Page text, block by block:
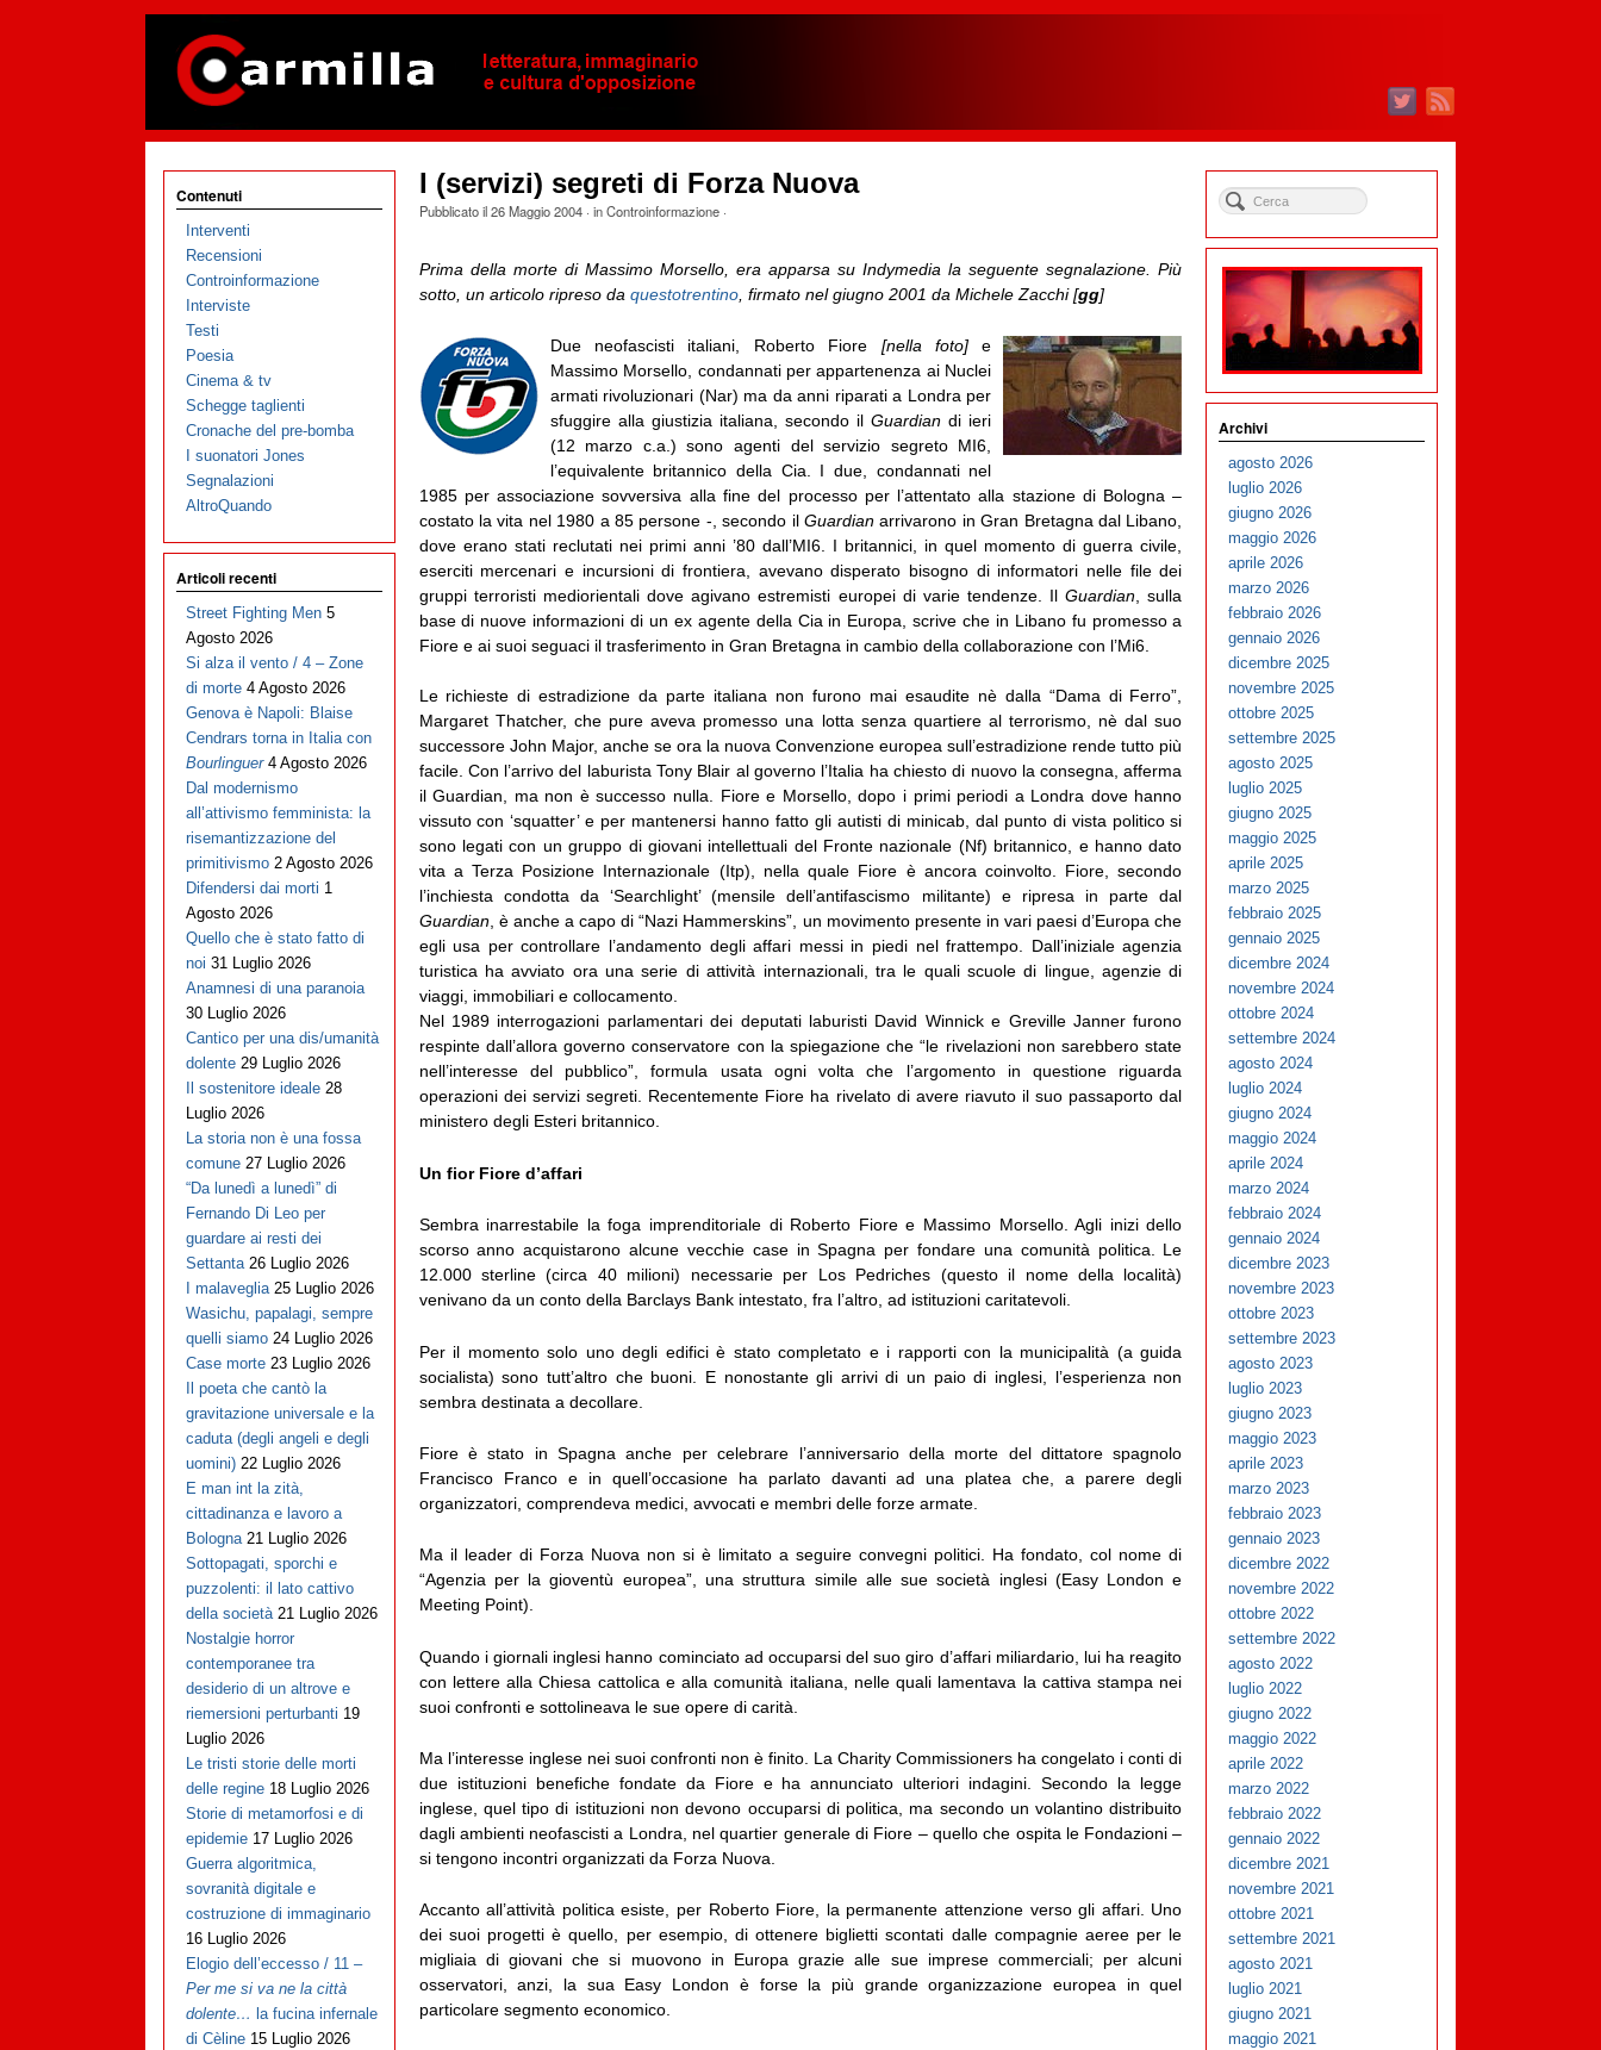
I (servizi) segreti di Forza Nuova
Pubblicato il26 Maggio 2004· inControinformazione·
Prima della morte di Massimo Morsello, era apparsa su Indymedia la seguente segnalazione. Più
sotto, un articolo ripreso da questotrentino, firmato nel giugno 2001 da Michele Zacchi [gg]
Due neofascisti italiani, Roberto Fiore [nella foto] e
Massimo Morsello, condannati per appartenenza ai Nuclei
armati rivoluzionari (Nar) ma da anni riparati a Londra per
sfuggire alla giustizia italiana, secondo ilGuardiandi ieri
(12 marzo c.a.) sono agenti del servizio segreto MI6,
l’equivalente britannico della Cia. I due, condannati nel
1985 per associazione sovversiva alla fine del processo per l’attentato alla stazione di Bologna –
costato la vita nel 1980 a 85 persone -, secondo ilGuardianarrivarono in Gran Bretagna dal Libano,
dove erano stati reclutati nei primi anni ’80 dall’MI6. I britannici, in quel momento di guerra civile,
eserciti mercenari e incursioni di frontiera, avevano disperato bisogno di informatori nelle file dei
gruppi terroristi mediorientali dove agivano estremisti europei di varie tendenze. IlGuardian, sulla
base di nuove informazioni di un ex agente della Cia in Europa, scrive che in Libano fu promesso a
Fiore e ai suoi seguaci il trasferimento in Gran Bretagna in cambio della collaborazione con l’Mi6.
Le richieste di estradizione da parte italiana non furono mai esaudite nè dalla “Dama di Ferro”,
Margaret Thatcher, che pure aveva promesso una lotta senza quartiere al terrorismo, nè dal suo
successore John Major, anche se ora la nuova Convenzione europea sull’estradizione rende tutto più
facile. Con l’arrivo del laburista Tony Blair al governo l’Italia ha chiesto di nuovo la consegna, afferma
il Guardian, ma non è successo nulla. Fiore e Morsello, dopo i primi periodi a Londra dove hanno
vissuto con ‘squatter’ e per mantenersi hanno fatto gli autisti di minicab, dal punto di vista politico si
sono legati con un gruppo di giovani intellettuali del Fronte nazionale (Nf) britannico, e hanno dato
vita a Terza Posizione Internazionale (Itp), nella quale Fiore è ancora coinvolto. Fiore, secondo
l’inchiesta condotta da ‘Searchlight’ (mensile dell’antifascismo militante) e ripresa in parte dal
Guardian, è anche a capo di “Nazi Hammerskins”, un movimento presente in vari paesi d’Europa che
egli usa per controllare l’andamento degli affari messi in piedi nel frattempo. Dall’iniziale agenzia
turistica ha avviato ora una serie di attività internazionali, tra le quali scuole di lingue, agenzie di
viaggi, immobiliari e collocamento.
Nel 1989 interrogazioni parlamentari dei deputati laburisti David Winnick e Greville Janner furono
respinte dall’allora governo conservatore con la spiegazione che “le rivelazioni non sarebbero state
nell’interesse del pubblico”, formula usata ogni volta che l’argomento in questione riguarda
operazioni dei servizi segreti. Recentemente Fiore ha rivelato di avere riavuto il suo passaporto dal
ministero degli Esteri britannico.
Un fior Fiore d’affari
Sembra inarrestabile la foga imprenditoriale di Roberto Fiore e Massimo Morsello. Agli inizi dello
scorso anno acquistarono alcune vecchie case in Spagna per fondare una comunità politica. Le
12.000 sterline (circa 40 milioni) necessarie per Los Pedriches (questo il nome della località)
venivano da un conto della Barclays Bank intestato, fra l’altro, ad istituzioni caritatevoli.
Per il momento solo uno degli edifici è stato completato e i rapporti con la municipalità (a guida
socialista) sono tutt’altro che buoni. E nonostante gli arrivi di un paio di inglesi, l’esperienza non
sembra destinata a decollare.
Fiore è stato in Spagna anche per celebrare l’anniversario della morte del dittatore spagnolo
Francisco Franco e in quell’occasione ha parlato davanti ad una platea che, a parere degli
organizzatori, comprendeva medici, avvocati e membri delle forze armate.
Ma il leader di Forza Nuova non si è limitato a seguire convegni politici. Ha fondato, col nome di
“Agenzia per la gioventù europea”, una struttura simile alle sue società inglesi (Easy London e
Meeting Point).
Quando i giornali inglesi hanno cominciato ad occuparsi del suo giro d’affari miliardario, lui ha reagito
con lettere alla Chiesa cattolica e alla comunità italiana, nelle quali lamentava la cattiva stampa nei
suoi confronti e sottolineava le sue opere di carità.
Ma l’interesse inglese nei suoi confronti non è finito. La Charity Commissioners ha congelato i conti di
due istituzioni benefiche fondate da Fiore e ha annunciato ulteriori indagini. Secondo la legge
inglese, quel tipo di istituzioni non devono occuparsi di politica, ma secondo un volantino distribuito
dagli ambienti neofascisti a Londra, nel quartier generale di Fiore – quello che ospita le Fondazioni –
si tengono incontri organizzati da Forza Nuova.
Accanto all’attività politica esiste, per Roberto Fiore, la permanente attenzione verso gli affari. Uno
dei suoi progetti è quello, per esempio, di ottenere biglietti scontati dalle compagnie aeree per le
migliaia di giovani che si muovono in Europa grazie alle sue imprese commerciali; per alcuni
osservatori, anzi, la sua Easy London è forse la più grande organizzazione europea in quel
particolare segmento economico.
Contenuti
Interventi
Recensioni
Controinformazione
Interviste
Testi
Poesia
Cinema & tv
Schegge taglienti
Cronache del pre-bomba
I suonatori Jones
Segnalazioni
AltroQuando
Articoli recenti
Street Fighting Men 5
Agosto 2026
Si alza il vento / 4 – Zone
di morte 4 Agosto 2026
Genova è Napoli: Blaise
Cendrars torna in Italia con
Bourlinguer 4 Agosto 2026
Dal modernismo
all’attivismo femminista: la
risemantizzazione del
primitivismo 2 Agosto 2026
Difendersi dai morti 1
Agosto 2026
Quello che è stato fatto di
noi 31 Luglio 2026
Anamnesi di una paranoia
30 Luglio 2026
Cantico per una dis/umanità
dolente 29 Luglio 2026
Il sostenitore ideale 28
Luglio 2026
La storia non è una fossa
comune 27 Luglio 2026
“Da lunedì a lunedì” di
Fernando Di Leo per
guardare ai resti dei
Settanta 26 Luglio 2026
I malaveglia 25 Luglio 2026
Wasichu, papalagi, sempre
quelli siamo 24 Luglio 2026
Case morte 23 Luglio 2026
Il poeta che cantò la
gravitazione universale e la
caduta (degli angeli e degli
uomini) 22 Luglio 2026
E man int la zità,
cittadinanza e lavoro a
Bologna 21 Luglio 2026
Sottopagati, sporchi e
puzzolenti: il lato cattivo
della società 21 Luglio 2026
Nostalgie horror
contemporanee tra
desiderio di un altrove e
riemersioni perturbanti 19
Luglio 2026
Le tristi storie delle morti
delle regine 18 Luglio 2026
Storie di metamorfosi e di
epidemie 17 Luglio 2026
Guerra algoritmica,
sovranità digitale e
costruzione di immaginario
16 Luglio 2026
Elogio dell’eccesso / 11 –
Per me si va ne la città
dolente… la fucina infernale
di Cèline 15 Luglio 2026
Archivi
agosto 2026
luglio 2026
giugno 2026
maggio 2026
aprile 2026
marzo 2026
febbraio 2026
gennaio 2026
dicembre 2025
novembre 2025
ottobre 2025
settembre 2025
agosto 2025
luglio 2025
giugno 2025
maggio 2025
aprile 2025
marzo 2025
febbraio 2025
gennaio 2025
dicembre 2024
novembre 2024
ottobre 2024
settembre 2024
agosto 2024
luglio 2024
giugno 2024
maggio 2024
aprile 2024
marzo 2024
febbraio 2024
gennaio 2024
dicembre 2023
novembre 2023
ottobre 2023
settembre 2023
agosto 2023
luglio 2023
giugno 2023
maggio 2023
aprile 2023
marzo 2023
febbraio 2023
gennaio 2023
dicembre 2022
novembre 2022
ottobre 2022
settembre 2022
agosto 2022
luglio 2022
giugno 2022
maggio 2022
aprile 2022
marzo 2022
febbraio 2022
gennaio 2022
dicembre 2021
novembre 2021
ottobre 2021
settembre 2021
agosto 2021
luglio 2021
giugno 2021
maggio 2021